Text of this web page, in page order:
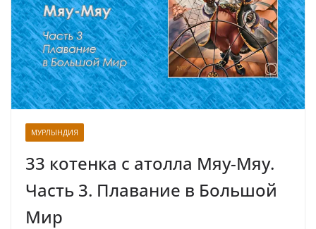
МУРЛЫНДИЯ
33 котенка с атолла Мяу-Мяу.
Часть 3. Плавание в Большой
Мир